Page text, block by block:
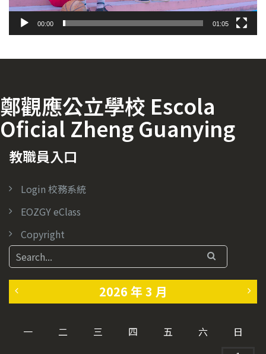
00:00 01:05
鄭觀應公立學校 Escola
Oficial Zheng Guanying
教職員入口
Login 校務系統
EOZGY eClass
Copyright
2026 年 3 月
一 二 三 四 五 六 日